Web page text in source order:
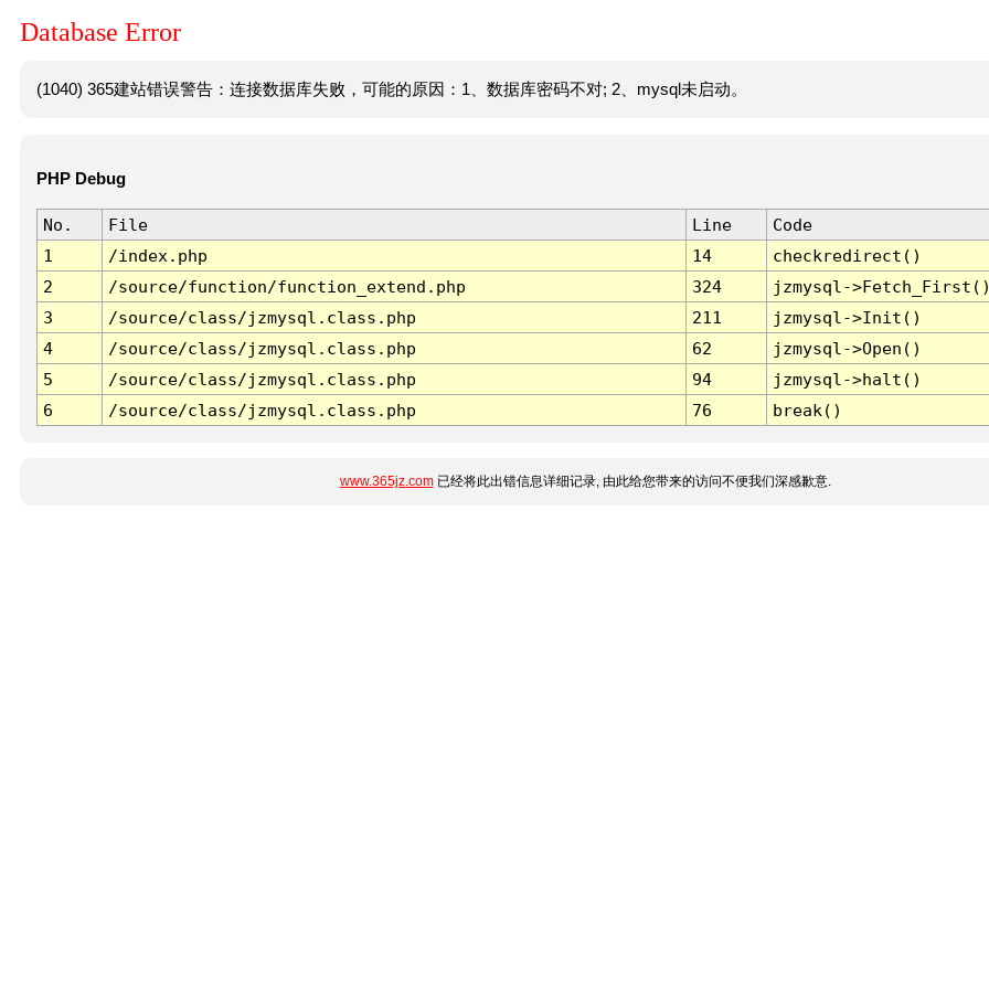
Database Error
(1040) 365建站错误警告：连接数据库失败，可能的原因：1、数据库密码不对; 2、mysql未启动。
PHP Debug
No. File Line
Code
1
/index.php 14
checkredirect()
2
/source/function/function_extend.php 324
jzmysql-
3
/source/class/jzmysql.class.php 211
jzmysql->Init()
4
/source/class/jzmysql.class.php 62
jzmysql->Open()
5
/source/class/jzmysql.class.php 94
jzmysql->halt()
6
/source/class/jzmysql.class.php 76 break()
www.365jz.com已经将此出错信息详细记录, 由此给您带来的访问不便我们深感歉意.